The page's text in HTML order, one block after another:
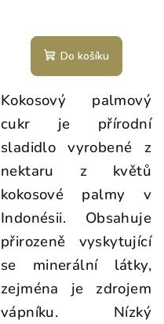
Do košíku
Kokosový palmový
cukr je přírodní
sladidlo vyrobené z
nektaru z květů
kokosové palmy v
Indonésii. Obsahuje
přirozeně vyskytující
se minerální látky,
zejména je zdrojem
vápníku. Nízký